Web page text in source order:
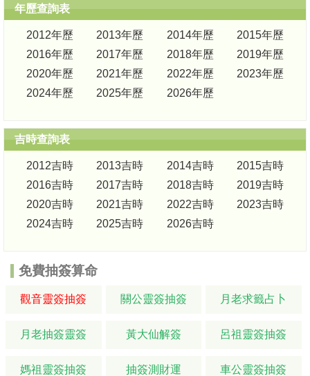
年歷查詢表
2012年歷 2013年歷 2014年歷
2015年歷
2016年歷
2017年歷 2018年歷
2019年歷
2020年歷
2021年歷 2022年歷
2023年歷
2024年歷
2025年歷 2026年歷
吉時查詢表
2012吉時 2013吉時 2014吉時
2015吉時
2016吉時
2017吉時 2018吉時
2019吉時
2020吉時
2021吉時 2022吉時
2023吉時
2024吉時
2025吉時 2026吉時
免費抽簽算命
觀音靈簽抽簽 關公靈簽抽簽 月老求籤占卜
月老抽簽靈簽 黃大仙解簽 呂祖靈簽抽簽
媽祖靈簽抽簽 抽簽測財運 車公靈簽抽簽